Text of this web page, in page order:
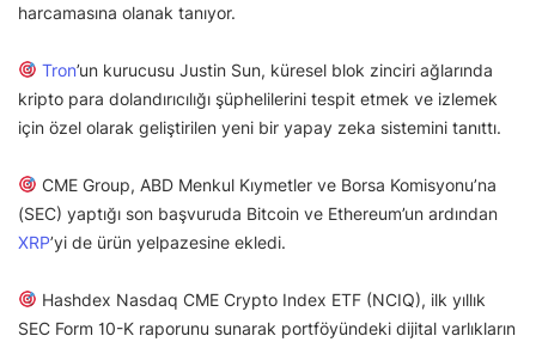
harcamasına olanak tanıyor.
Tron’un kurucusu Justin Sun, küresel blok zinciri ağlarında
kripto para dolandırıcılığı şüphelilerini tespit etmek ve izlemek
için özel olarak geliştirilen yeni bir yapay zeka sistemini tanıttı.
CME Group, ABD Menkul Kıymetler ve Borsa Komisyonu’na
(SEC) yaptığı son başvuruda Bitcoin ve Ethereum’un ardından
XRP’yi de ürün yelpazesine ekledi.
Hashdex Nasdaq CME Crypto Index ETF (NCIQ), ilk yıllık
SEC Form 10-K raporunu sunarak portföyündeki dijital varlıkların